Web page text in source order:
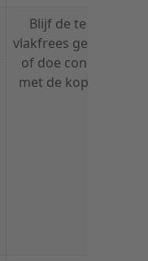
Blijf de te grote
vlakfrees gebruiken,
of doe concessies
met de kopse kant